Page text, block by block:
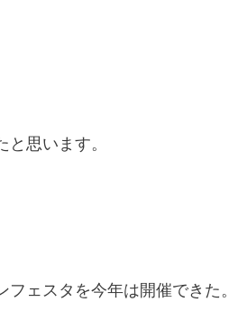
思います。
ェスタを今年は開催できた。